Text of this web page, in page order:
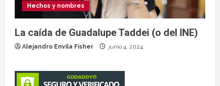
Hechos y nombres
La caída de Guadalupe Taddei (o del INE)
Alejandro Envila Fisher junio 4, 2024